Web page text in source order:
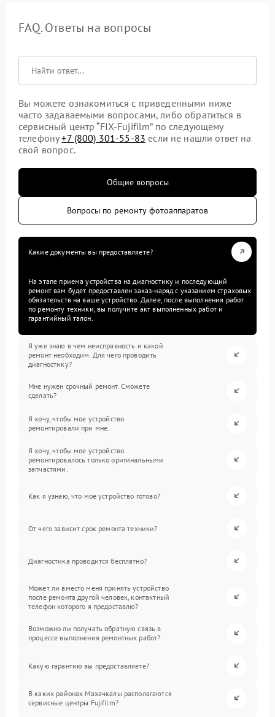
FAQ. Ответы на вопросы
Вы можете ознакомиться с приведенными ниже
часто задаваемыми вопросами, либо обратиться в
сервисный центр “FIX-Fujifilm” по следующему
телефону+7 (800) 301-55-83 если не нашли ответ на
свой вопрос.
Общие вопросы
Вопросы по ремонту фотоаппаратов
Какие документы вы предоставляете?
На этапе приема устройства на диагностику и последующий
ремонт вам будет предоставлен заказ-наряд с указанием страховых
обязательств на ваше устройство. Далее, после выполнения работ
по ремонту техники, вы получите акт выполненных работ и
гарантийный талон.
Я уже знаю в чем неисправность и какой
ремонт необходим. Для чего проводить
диагностику?
Мне нужен срочный ремонт. Сможете
сделать?
Я хочу, чтобы мое устройство
ремонтировали при мне.
Я хочу, чтобы мое устройство
ремонтировалось только оригинальными
запчастями.
Как я узнаю, что мое устройство готово?
От чего зависит срок ремонта техники?
Диагностика проводится бесплатно?
Может ли вместо меня принять устройство
после ремонта другой человек, контактный
телефон которого я предоставлю?
Возможно ли получать обратную связь в
процессе выполнения ремонтных работ?
Какую гарантию вы предоставляете?
В каких районах Махачкалы располагаются
сервисные центры Fujifilm?